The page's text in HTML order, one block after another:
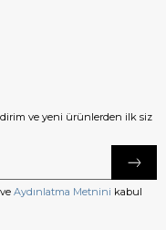
ve yeni ürünlerden ilk siz
ve Aydınlatma Metnini kabul